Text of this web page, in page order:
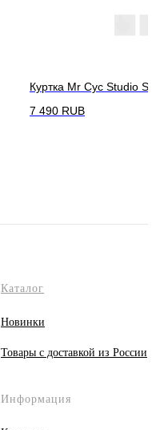
Куртка Mr Cyc Studio
7 490 RUB
Каталог
Новинки
Товары с доставкой из России
Информация